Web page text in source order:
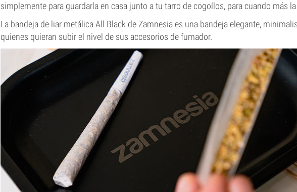
simplemente para guardarla en casa junto a tu tarro de cogollos, para cuando más
La bandeja de liar metálica All Black de Zamnesia es una bandeja elegante,
quienes quieran subir el nivel de sus accesorios de fumador.